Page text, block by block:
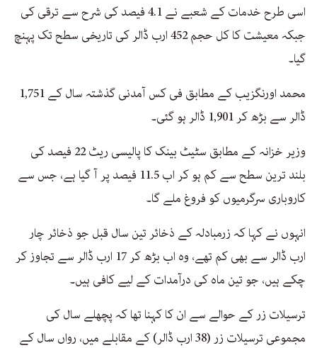
اسی طرح خدمات کے شعبے نے 4.1 فیصد کی شرح سے ترقی کی
جبکہ معیشت کا کل حجم 452 ارب ڈالر کی تاریخی سطح تک پہنچ
گیا۔
محمد اورنگزیب کے مطابق فی کس آمدنی گذشتہ سال کے 1,751
ڈالر سے بڑھ کر 1,901 ڈالر ہو گئی۔
وزیر خزانہ کے مطابق سٹیٹ بینک کا پالیسی ریٹ 22 فیصد کی
بلند ترین سطح سے کم ہو کر اب 11.5 فیصد پر آ گیا ہے، جس سے
کاروباری سرگرمیوں کو فروغ ملے گا۔
انہوں نے کہا کہ زرمبادلہ کے ذخائر تین سال قبل جو ذخائر چار
ارب ڈالر سے بھی کم تھے، وہ اب بڑھ کر 17 ارب ڈالر سے تجاوز کر
چکے ہیں، جو تین ماہ کی درآمدات کے لیے کافی ہیں۔
ترسیلات زر کے حوالے سے ان کا کہنا تھا کہ پچھلے سال کی
مجموعی ترسیلات زر (38 ارب ڈالر) کے مقابلے میں، رواں سال کے